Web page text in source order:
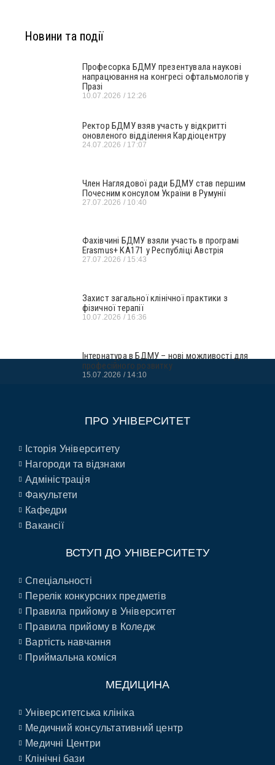
Новини та події
Професорка БДМУ презентувала наукові
напрацювання на конгресі офтальмологів у
Празі
10.07.2026 12:26
Ректор БДМУ взяв участь у відкритті
оновленого відділення Кардіоцентру
24.07.2026 17:07
Член Наглядової ради БДМУ став першим
Почесним консулом України в Румунії
27.07.2026 10:40
Фахівчині БДМУ взяли участь в програмі
Erasmus+ KA171 у Республіці Австрія
27.07.2026 15:43
Захист загальної клінічної практики з
фізичної терапії
10.07.2026 16:36
Інтернатура в БДМУ – нові можливості для
професійного розвитку
15.07.2026 14:10
ПРО УНІВЕРСИТЕТ
Історія Університету
Нагороди та відзнаки
Адміністрація
Факультети
Кафедри
Вакансії
ВСТУП ДО УНІВЕРСИТЕТУ
Спеціальності
Перелік конкурсних предметів
Правила прийому в Університет
Правила прийому в Коледж
Вартість навчання
Приймальна коміся
МЕДИЦИНА
Університетська клініка
Медичний консультативний центр
Медичні Центри
Клінічні бази